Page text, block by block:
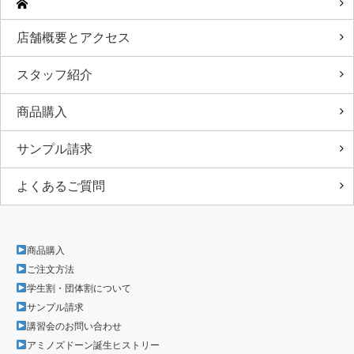
店舗概要とアクセス
スタッフ紹介
商品購入
サンプル請求
よくあるご質問
商品購入
ご注文方法
学生割・団体割について
サンプル請求
講習会のお問い合わせ
アミノズドーン誕生ヒストリー